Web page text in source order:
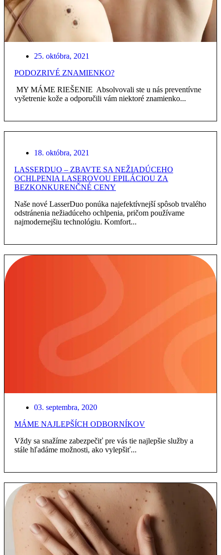
25. októbra, 2021
PODOZRIVÉ ZNAMIENKO?
MY MÁME RIEŠENIE Absolvovali ste u nás preventívne
vyšetrenie kože a odporučili vám niektoré znamienko...
18. októbra, 2021
LASSERDUO – ZBAVTE SA NEŽIADÚCEHO
OCHLPENIA LASEROVOU EPILÁCIOU ZA
BEZKONKURENČNÉ CENY
Naše nové LasserDuo ponúka najefektívnejší spôsob trvalého
odstránenia nežiadúceho ochlpenia, pričom používame
najmodernejšiu technológiu. Komfort...
03. septembra, 2020
MÁME NAJLEPŠÍCH ODBORNÍKOV
Vždy sa snažíme zabezpečiť pre vás tie najlepšie služby a
stále hľadáme možnosti, ako vylepšiť...